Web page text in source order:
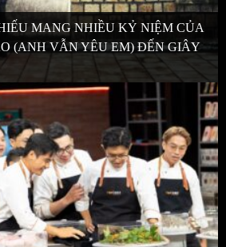
MANG NHIỀU KỶ NIỆM CỦA
(ANH VẪN YÊU EM) ĐẾN GIÂY